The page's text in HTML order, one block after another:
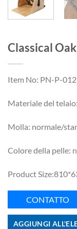
Classical
Item No: PN-P-012
Materiale del
Molla: normale/
Colore della pelle:
Product
CONTATTO
AGGIUNGI